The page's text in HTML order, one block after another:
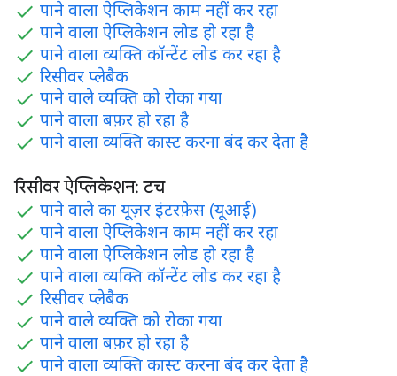
पाने वाला ऐप्लिकेशन काम नहीं कर रहा
पाने वाला ऐप्लिकेशन लोड हो रहा है
पाने वाला व्यक्ति कॉन्टेंट लोड कर रहा है
रिसीवर प्लेबैक
पाने वाले व्यक्ति को रोका गया
पाने वाला बफ़र हो रहा है
पाने वाला व्यक्ति कास्ट करना बंद कर देता है
रिसीवर ऐप्लिकेशन: टच
पाने वाले का यूज़र इंटरफ़ेस (यूआई)
पाने वाला ऐप्लिकेशन काम नहीं कर रहा
पाने वाला ऐप्लिकेशन लोड हो रहा है
पाने वाला व्यक्ति कॉन्टेंट लोड कर रहा है
रिसीवर प्लेबैक
पाने वाले व्यक्ति को रोका गया
पाने वाला बफ़र हो रहा है
पाने वाला व्यक्ति कास्ट करना बंद कर देता है